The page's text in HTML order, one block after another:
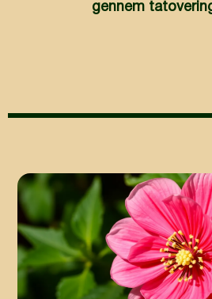
gennem